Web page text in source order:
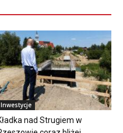
Inwestycje
nad Strugiem w